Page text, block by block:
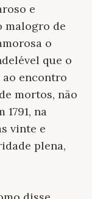
e
malogro de
o
que o
ao encontro
mortos, não
na
vinte e
plena,